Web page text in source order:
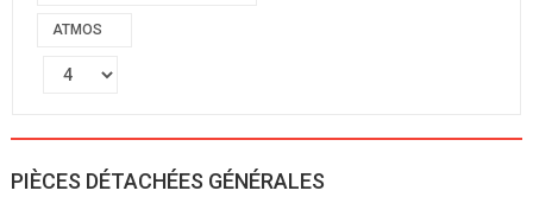
ATMOS
PIÈCES DÉTACHÉES GÉNÉRALES